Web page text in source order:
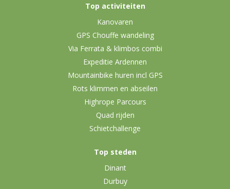
Top activiteiten
Kanovaren
GPS Chouffe wandeling
Via Ferrata & klimbos combi
Expeditie Ardennen
Mountainbike huren incl GPS
Rots klimmen en abseilen
Highrope Parcours
Quad rijden
Schietchallenge
Top steden
Dinant
Durbuy